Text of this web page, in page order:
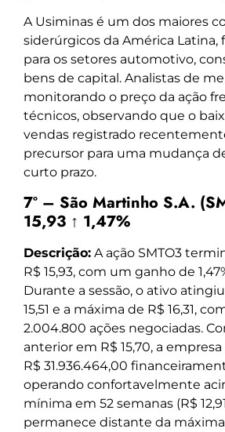
A Usiminas é um dos maiores
siderúrgicos da América Latina,
para os setores automotivo,
bens de capital. Analistas de
monitorando o preço da ação
técnicos, observando que o
vendas registrado
precursor para uma mudança
curto prazo.
7º – São Martinho S.A.
15,93 ↑ 1,47%
Descrição: A ação SMTO3
R$ 15,93, com um ganho de
Durante a sessão, o ativo
15,51 e a máxima de R$ 16,31,
2.004.800 ações negociadas.
anterior em R$ 15,70, a
R$ 31.936.464,00
operando confortavelmente
mínima em 52 semanas (R$
permanece distante da